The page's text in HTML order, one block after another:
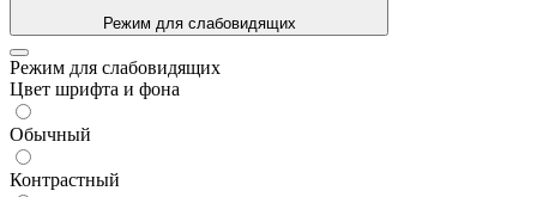
Режим для слабовидящих
Режим для слабовидящих
Цвет шрифта и фона
Обычный
Контрастный